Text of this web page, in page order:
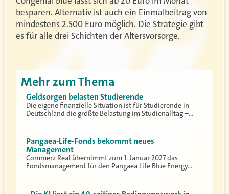
besparen. Alternativ ist auch ein Einmalbeitrag von
mindestens 2.500 Euro möglich. Die Strategie gibt
es für alle drei Schichten der Altersvorsorge.
Mehr zum Thema
Geldsorgen belasten Studierende
Die eigene finanzielle Situation ist für Studierende in
Deutschland die größte Belastung im Studienalltag –…
Pangaea-Life-Fonds bekommt neues
Management
Commerz Real übernimmt zum 1. Januar 2027 das
Fondsmanagement für den Pangaea Life Blue Energy…